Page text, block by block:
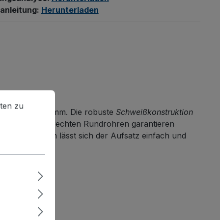
Herunterladen
x 1000 mm. Die robuste Schweißkonstruktion
mit senkrechten Rundrohren garantieren
lässt sich der Aufsatz einfach und
zu können.
Mehr Informationen ...
zu